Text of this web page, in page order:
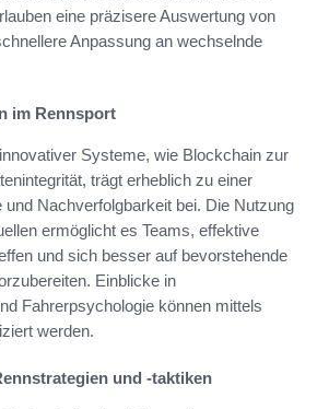
eine präzisere Auswertung von
Anpassung an wechselnde
im Rennsport
Systeme, wie Blockchain zur
trägt erheblich zu einer
Nachverfolgbarkeit bei. Die Nutzung
ermöglicht es Teams, effektive
und sich besser auf bevorstehende
Einblicke in
Fahrerpsychologie können mittels
werden.
und -taktiken